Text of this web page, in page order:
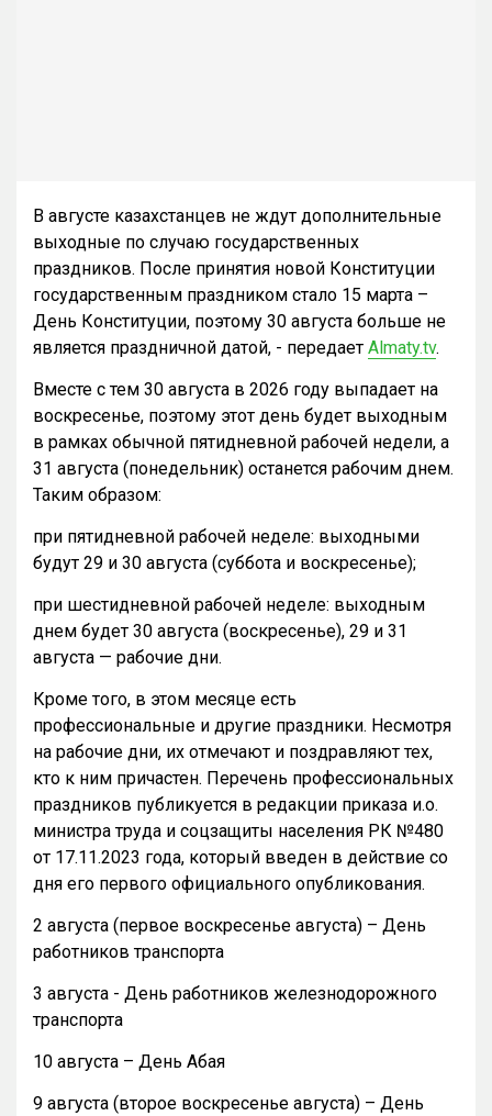
В августе казахстанцев не ждут дополнительные
выходные по случаю государственных
праздников. После принятия новой Конституции
государственным праздником стало 15 марта –
День Конституции, поэтому 30 августа больше не
является праздничной датой, - передает Almaty.tv.
Вместе с тем 30 августа в 2026 году выпадает на
воскресенье, поэтому этот день будет выходным
в рамках обычной пятидневной рабочей недели, а
31 августа (понедельник) останется рабочим днем.
Таким образом:
при пятидневной рабочей неделе: выходными
будут 29 и 30 августа (суббота и воскресенье);
при шестидневной рабочей неделе: выходным
днем будет 30 августа (воскресенье), 29 и 31
августа — рабочие дни.
Кроме того, в этом месяце есть
профессиональные и другие праздники. Несмотря
на рабочие дни, их отмечают и поздравляют тех,
кто к ним причастен. Перечень профессиональных
праздников публикуется в редакции приказа и.о.
министра труда и соцзащиты населения РК №480
от 17.11.2023 года, который введен в действие со
дня его первого официального опубликования.
2 августа (первое воскресенье августа) – День
работников транспорта
3 августа - День работников железнодорожного
транспорта
10 августа – День Абая
9 августа (второе воскресенье августа) – День